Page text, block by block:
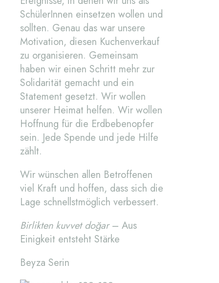
SchülerInnen einsetzen wollen und
sollten. Genau das war unsere
Motivation, diesen Kuchenverkauf
zu organisieren. Gemeinsam
haben wir einen Schritt mehr zur
Solidarität gemacht und ein
Statement gesetzt. Wir wollen
unserer Heimat helfen. Wir wollen
Hoffnung für die Erdbebenopfer
sein. Jede Spende und jede Hilfe
zählt.
Wir wünschen allen Betroffenen
viel Kraft und hoffen, dass sich die
Lage schnellstmöglich verbessert.
Birlikten kuvvet doğar– Aus
Einigkeit entsteht Stärke
Beyza Serin